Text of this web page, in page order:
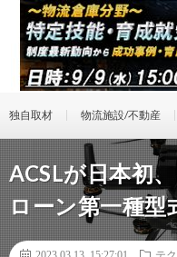
独自取材 物流施設/不動産
ACSLが日本初
ローン第一種型
2023.03.13 15:27:01
テ